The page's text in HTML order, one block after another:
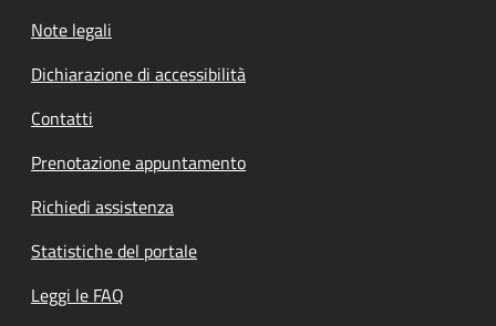
Note legali
Dichiarazione di accessibilità
Contatti
Prenotazione appuntamento
Richiedi assistenza
Statistiche del portale
Leggi le FAQ